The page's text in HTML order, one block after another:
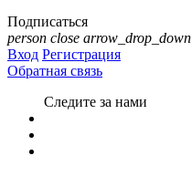
Подписаться
person close arrow_drop_down
Вход Регистрация
Обратная связь
Следите за нами